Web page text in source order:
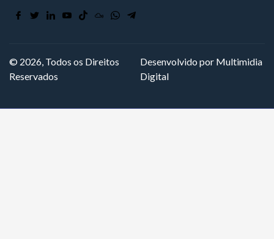
© 2026, Todos os Direitos
Reservados
Desenvolvido por Multimidia
Digital